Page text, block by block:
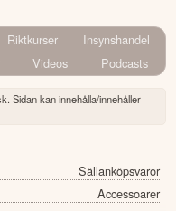
Riktkurser
Insynshandel
Videos Podcasts
Sidan kan innehålla/innehåller
Sällanköpsvaror
Accessoarer